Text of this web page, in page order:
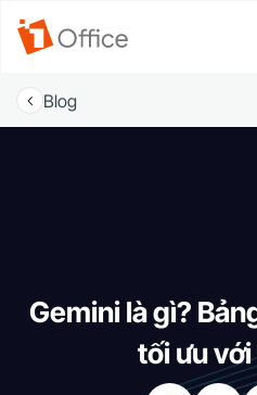
Blog
Gemini là gì?
tối ưu